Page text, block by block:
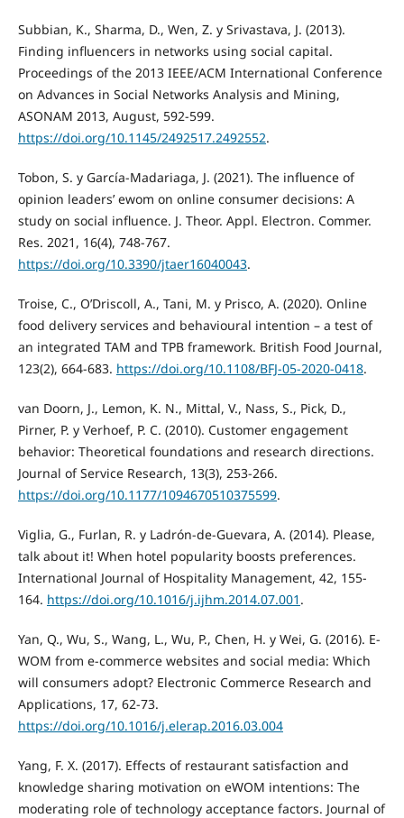
Subbian, K., Sharma, D., Wen, Z. y Srivastava, J. (2013).
Finding influencers in networks using social capital.
Proceedings of the 2013 IEEE/ACM International Conference
on Advances in Social Networks Analysis and Mining,
ASONAM 2013, August, 592-599.
https://doi.org/10.1145/2492517.2492552.
Tobon, S. y García-Madariaga, J. (2021). The influence of
opinion leaders’ ewom on online consumer decisions: A
study on social influence. J. Theor. Appl. Electron. Commer.
Res. 2021, 16(4), 748-767.
https://doi.org/10.3390/jtaer16040043.
Troise, C., O’Driscoll, A., Tani, M. y Prisco, A. (2020). Online
food delivery services and behavioural intention – a test of
an integrated TAM and TPB framework. British Food Journal,
123(2), 664-683. https://doi.org/10.1108/BFJ-05-2020-0418.
van Doorn, J., Lemon, K. N., Mittal, V., Nass, S., Pick, D.,
Pirner, P. y Verhoef, P. C. (2010). Customer engagement
behavior: Theoretical foundations and research directions.
Journal of Service Research, 13(3), 253-266.
https://doi.org/10.1177/1094670510375599.
Viglia, G., Furlan, R. y Ladrón-de-Guevara, A. (2014). Please,
talk about it! When hotel popularity boosts preferences.
International Journal of Hospitality Management, 42, 155-
164. https://doi.org/10.1016/j.ijhm.2014.07.001 .
Yan, Q., Wu, S., Wang, L., Wu, P., Chen, H. y Wei, G. (2016). E-
WOM from e-commerce websites and social media: Which
will consumers adopt? Electronic Commerce Research and
Applications, 17, 62-73.
https://doi.org/10.1016/j.elerap.2016.03.004
Yang, F. X. (2017). Effects of restaurant satisfaction and
knowledge sharing motivation on eWOM intentions: The
moderating role of technology acceptance factors. Journal of